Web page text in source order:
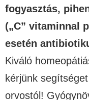
fogyasztás,
(„C” vitaminnal
esetén
Kiváló
kérjünk
orvostól!